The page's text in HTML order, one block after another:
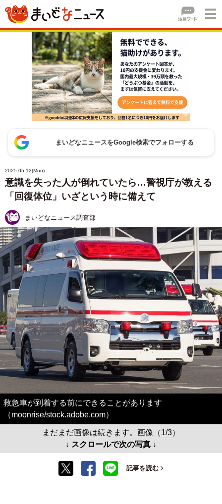
まいどなニュースをGoogle検索でフォローする
2025.05.12(Mon)
意識を失った人が倒れていたら…警視庁が教える
「回復体位」いざという時に備えて
まいどなニュース調査部
救急車が到着する前にできることがあります
（moonrise/stock.adobe.com）
まだまだ画像は続きます。画像（1/3）
↓ スクロールで次の写真 ↓
記事を読む